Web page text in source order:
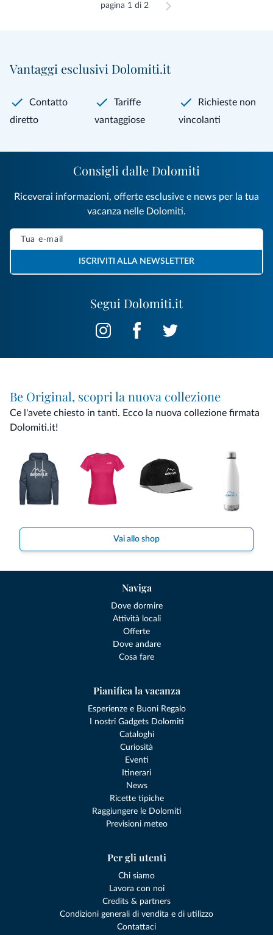
pagina 1 di 2
Vantaggi esclusivi Dolomiti.it
Contatto
diretto
Tariffe
vantaggiose
Richieste non
vincolanti
Segui Dolomiti.it
Consigli dalle Dolomiti
Riceverai informazioni, offerte esclusive e news per la tua
vacanza nelle Dolomiti.
ISCRIVITI ALLA NEWSLETTER
Be Original, scopri la nuova collezione
Ce l'avete chiesto in tanti. Ecco la nuova collezione firmata
Dolomiti.it!
Vai allo shop
Naviga
Dove dormire
Attività locali
Offerte
Dove andare
Cosa fare
Pianifica la vacanza
Esperienze e Buoni Regalo
I nostri Gadgets Dolomiti
Cataloghi
Curiosità
Eventi
Itinerari
News
Ricette tipiche
Raggiungere le Dolomiti
Previsioni meteo
Per gli utenti
Chi siamo
Lavora con noi
Credits & partners
Condizioni generali di vendita e di utilizzo
Contattaci